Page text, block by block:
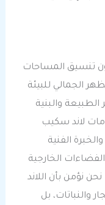
تنسيق المساحات
الجمالي للبيئة
الطبيعة والبنية
لاند سكيب
الفنية
الخارجية
نؤمن بأن اللاند
والنباتات، بل